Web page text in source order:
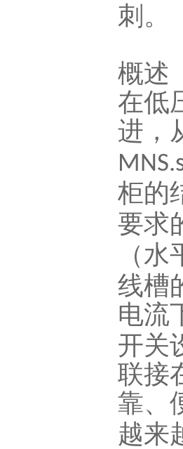
刺。
概述
在低
进，
柜的
要求
（
线槽
电流
开关
联接
靠、
越来